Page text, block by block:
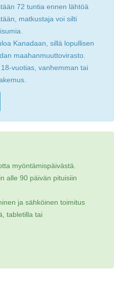
72 tuntia ennen lähtöä
matkustaja voi silti
Kanadaan, sillä lopullisen
maahanmuuttovirasto.
vuotias, vanhemman tai
myöntämispäivästä.
alle 90 päivän pituisiin
ja sähköinen toimitus
tabletilla tai